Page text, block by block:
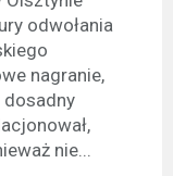
odwołania
nagranie,
nie...